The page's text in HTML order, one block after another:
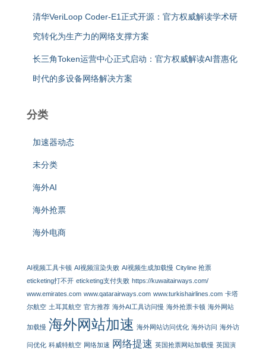
清华VeriLoop Coder-E1正式开源：官方权威解读学术研
究转化为生产力的网络支撑方案
长三角Token运营中心正式启动：官方权威解读AI普惠化
时代的多设备网络解决方案
分类
加速器动态
未分类
海外AI
海外抢票
海外电商
AI视频工具卡顿 AI视频渲染失败 AI视频生成加载慢 Cityline 抢票
eticketing打不开 eticketing支付失败 https://kuwaitairways.com/
www.emirates.com www.qatarairways.com www.turkishairlines.com 卡塔
尔航空 土耳其航空 官方推荐 海外AI工具访问慢 海外抢票卡顿 海外网站
加载慢 海外网站加速 海外网站访问优化 海外访问 海外访
问优化 科威特航空 网络加速 网络提速 英国抢票网站加载慢 英国演